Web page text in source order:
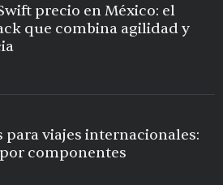
precio en México: el
que combina agilidad y
para viajes internacionales:
componentes